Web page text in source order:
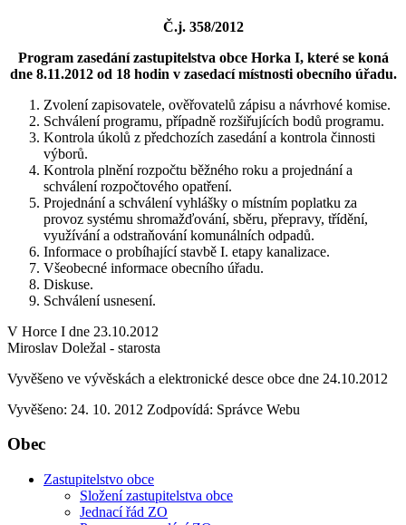
Č.j. 358/2012
Program zasedání zastupitelstva obce Horka I, které se koná
dne 8.11.2012 od 18 hodin v zasedací místnosti obecního úřadu.
Zvolení zapisovatele, ověřovatelů zápisu a návrhové komise.
Schválení programu, případně rozšiřujících bodů programu.
Kontrola úkolů z předchozích zasedání a kontrola činnosti
výborů.
Kontrola plnění rozpočtu běžného roku a projednání a
schválení rozpočtového opatření.
Projednání a schválení vyhlášky o místním poplatku za
provoz systému shromažďování, sběru, přepravy, třídění,
využívání a odstraňování komunálních odpadů.
Informace o probíhající stavbě I. etapy kanalizace.
Všeobecné informace obecního úřadu.
Diskuse.
Schválení usnesení.
V Horce I dne 23.10.2012
Miroslav Doležal - starosta
Vyvěšeno ve vývěskách a elektronické desce obce dne 24.10.2012
Vyvěšeno: 24. 10. 2012 Zodpovídá: Správce Webu
Obec
Zastupitelstvo obce
Složení zastupitelstva obce
Jednací řád ZO